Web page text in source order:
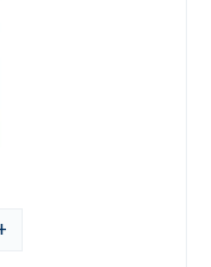
de efectos que